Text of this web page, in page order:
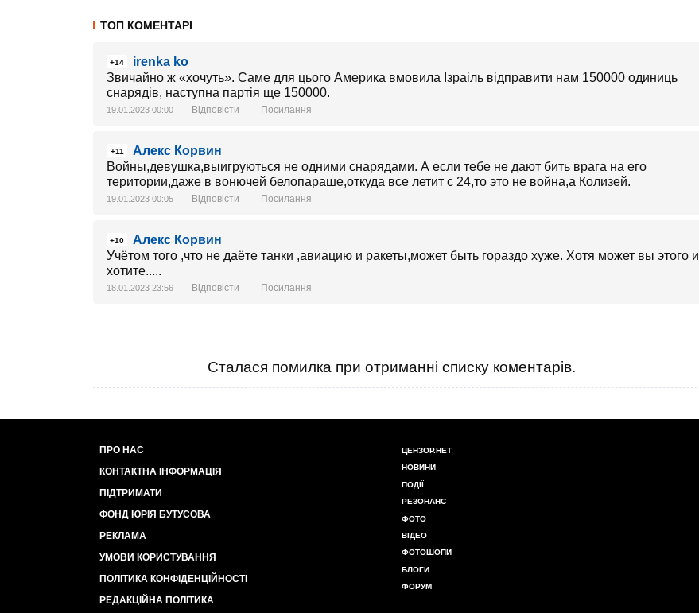
ТОП КОМЕНТАРІ
+14
irenka ko
Звичайно ж «хочуть». Саме для цього Америка вмовила Ізраіль відправити нам 150000 одиниць
снарядів, наступна партія ще 150000.
19.01.2023 00:00 Відповісти Посилання
+11
Алекс Корвин
Войны,девушка,выигруються не одними снарядами. А если тебе не дают бить врага на его
територии,даже в вонючей белопараше,откуда все летит с 24,то это не война,а Колизей.
19.01.2023 00:05 Відповісти Посилання
+10
Алекс Корвин
Учётом того ,что не даёте танки ,авиацию и ракеты,может быть гораздо хуже. Хотя может вы этого и
хотите.....
18.01.2023 23:56 Відповісти Посилання
Сталася помилка при отриманні списку коментарів.
ПРО НАС
КОНТАКТНА ІНФОРМАЦІЯ
ПІДТРИМАТИ
ФОНД ЮРІЯ БУТУСОВА
РЕКЛАМА
УМОВИ КОРИСТУВАННЯ
ПОЛІТИКА КОНФІДЕНЦІЙНОСТІ
РЕДАКЦІЙНА ПОЛІТИКА
ЦЕНЗОР.НЕТ
НОВИНИ
ПОДІЇ
РЕЗОНАНС
ФОТО
ВІДЕО
ФОТОШОПИ
БЛОГИ
ФОРУМ